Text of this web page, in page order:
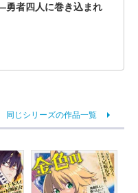
者四人に巻き込まれ
同じシリーズの作品一覧